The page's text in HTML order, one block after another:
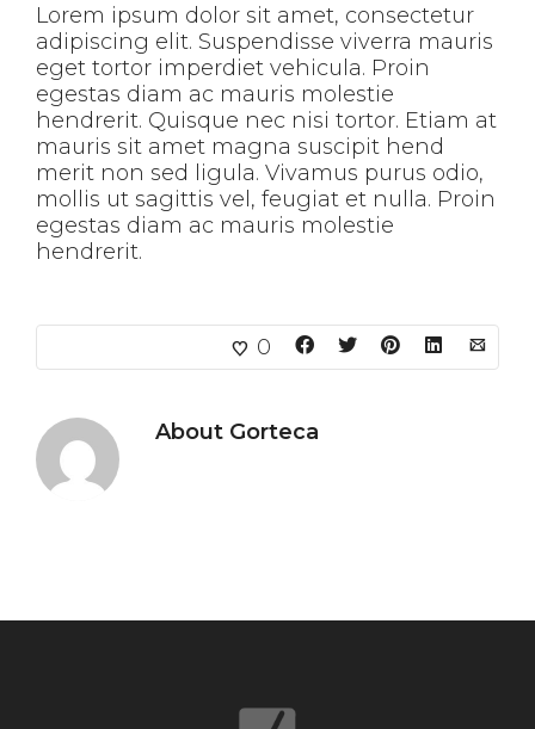
Lorem ipsum dolor sit amet, consectetur
adipiscing elit. Suspendisse viverra mauris
eget tortor imperdiet vehicula. Proin
egestas diam ac mauris molestie
hendrerit. Quisque nec nisi tortor. Etiam at
mauris sit amet magna suscipit hend
merit non sed ligula. Vivamus purus odio,
mollis ut sagittis vel, feugiat et nulla. Proin
egestas diam ac mauris molestie
hendrerit.
0
About Gorteca